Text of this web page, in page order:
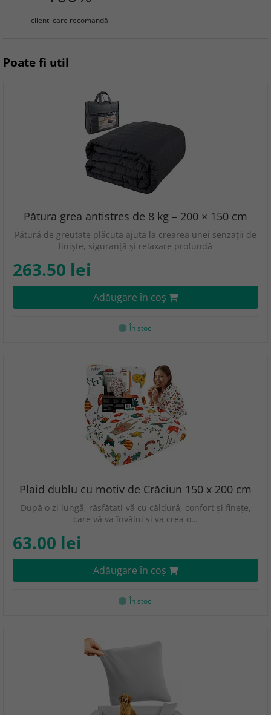
clienţi care recomandă
Poate fi util
Pătura grea antistres de 8 kg – 200 × 150 cm
Pătură de greutate plăcută ajută la crearea unei senzații de
liniște, siguranță și relaxare profundă
263.50 lei
Adăugare în coş
În stoc
Plaid dublu cu motiv de Crăciun 150 x 200 cm
După o zi lungă, răsfățați-vă cu căldură, confort și finețe,
care vă va învălui și va crea o…
63.00 lei
Adăugare în coş
În stoc